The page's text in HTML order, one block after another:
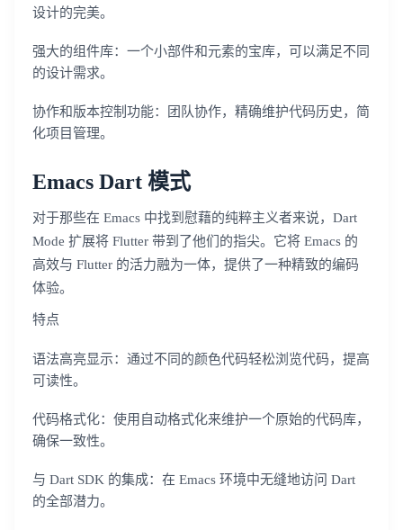
设计的完美。
强大的组件库：一个小部件和元素的宝库，可以满足不同
的设计需求。
协作和版本控制功能：团队协作，精确维护代码历史，简
化项目管理。
Emacs Dart 模式
对于那些在 Emacs 中找到慰藉的纯粹主义者来说，Dart
Mode 扩展将 Flutter 带到了他们的指尖。它将 Emacs 的
高效与 Flutter 的活力融为一体，提供了一种精致的编码
体验。
特点
语法高亮显示：通过不同的颜色代码轻松浏览代码，提高
可读性。
代码格式化：使用自动格式化来维护一个原始的代码库，
确保一致性。
与 Dart SDK 的集成：在 Emacs 环境中无缝地访问 Dart
的全部潜力。